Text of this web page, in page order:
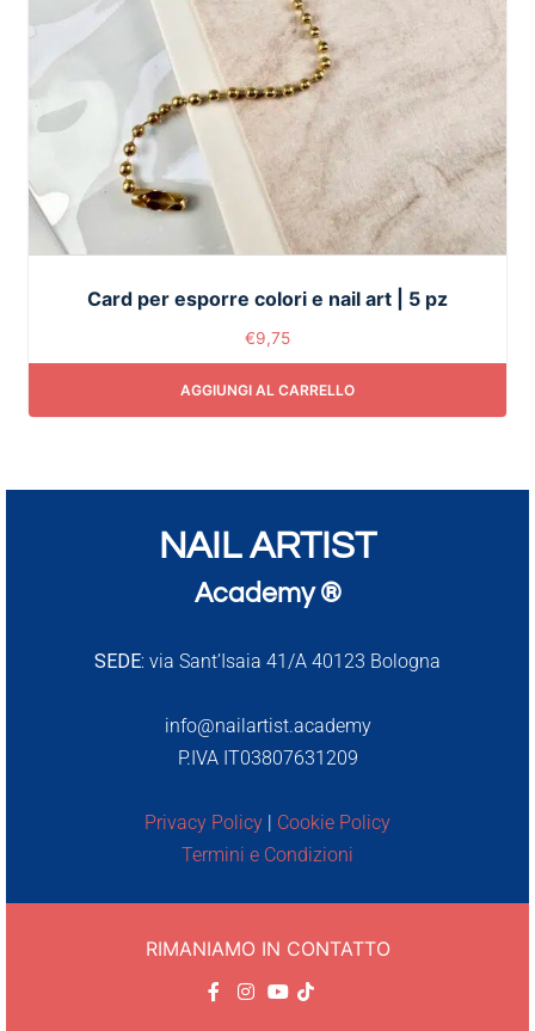
Card per esporre colori e nail art | 5 pz
€9,75
AGGIUNGI AL CARRELLO
NAIL ARTIST
Academy ®
SEDE: via Sant’Isaia 41/A 40123 Bologna
info@nailartist.academy
P.IVA IT03807631209
Privacy Policy | Cookie Policy
Termini e Condizioni
RIMANIAMO IN CONTATTO